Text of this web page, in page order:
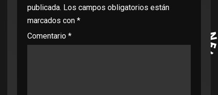
publicada. Los campos obligatorios están
marcados con *
Comentario *